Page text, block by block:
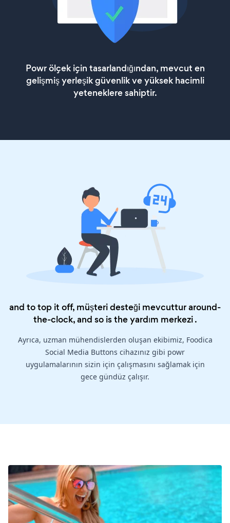
Powr ölçek için tasarlandığından, mevcut en
gelişmiş yerleşik güvenlik ve yüksek hacimli
yeteneklere sahiptir.
and to top it off, müşteri desteği mevcuttur around-
the-clock, and so is theyardım merkezi.
Ayrıca, uzman mühendislerden oluşan ekibimiz, Foodica
Social Media Buttons cihazınız gibi powr
uygulamalarının sizin için çalışmasını sağlamak için
gece gündüz çalışır.